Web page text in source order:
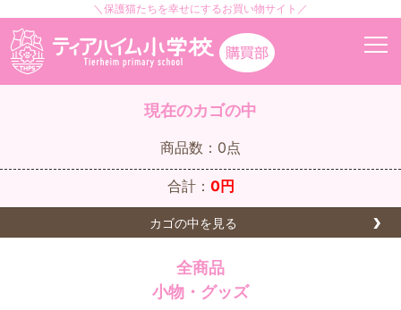
＼保護猫たちを幸せにするお買い物サイト／
現在のカゴの中
商品数：0点
合計： 0円
カゴの中を見る
全商品
小物・グッズ